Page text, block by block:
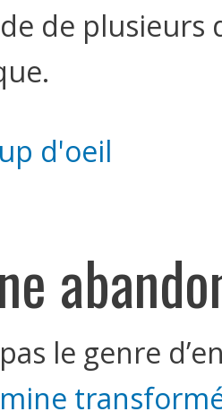
de plusieurs
d'oeil
le genre
mine